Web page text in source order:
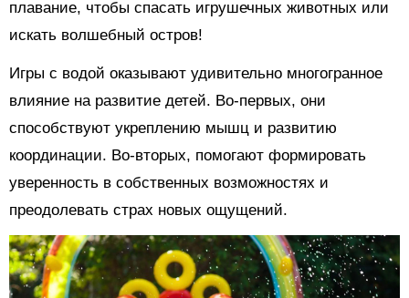
плавание, чтобы спасать игрушечных животных или
искать волшебный остров!
Игры с водой оказывают удивительно многогранное
влияние на развитие детей. Во-первых, они
способствуют укреплению мышц и развитию
координации. Во-вторых, помогают формировать
уверенность в собственных возможностях и
преодолевать страх новых ощущений.